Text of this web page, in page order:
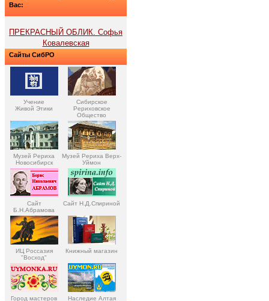
Вас:
ПРЕКРАСНЫЙ ОБЛИК. Софья
Ковалевская
Сайты СибРО
Учение
Живой Этики
Сибирское
Рериховское
Общество
Музей Рериха
Новосибирск
Музей Рериха Верх-
Уймон
Сайт
Б.Н.Абрамова
Сайт Н.Д.Спириной
ИЦ Россазия
"Восход"
Книжный магазин
Город мастеров Наследие Алтая